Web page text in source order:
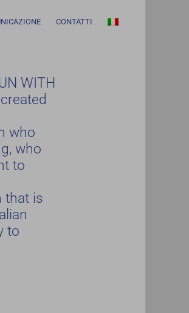
CONTATTI
WITH
who
who
to
that is
toCookie Banner